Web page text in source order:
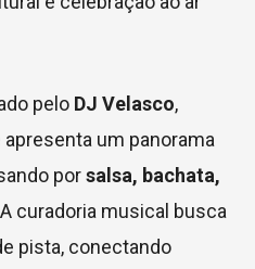
pelo DJ Velasco,
um panorama
porsalsa, bachata,
curadoria musical busca
pista, conectando